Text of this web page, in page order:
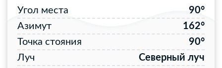
Угол места
90°
Азимут
162°
Точка стояния
90°
Луч
Северный луч